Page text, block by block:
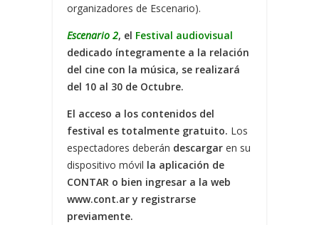
organizadores de Escenario).
Escenario 2, el Festival audiovisual
dedicado íntegramente a la relación
del cine con la música, se realizará
del 10 al 30 de Octubre.
El acceso a los contenidos del
festival es totalmente gratuito. Los
espectadores deberán descargar en su
dispositivo móvil la aplicación de
CONTAR o bien ingresar a la web
www.cont.ar y registrarse
previamente.